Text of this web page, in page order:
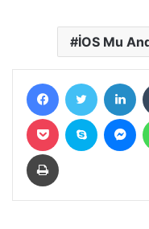
r
İOS Mu
FacebookTwitter
Pocket Skype
Yazdır